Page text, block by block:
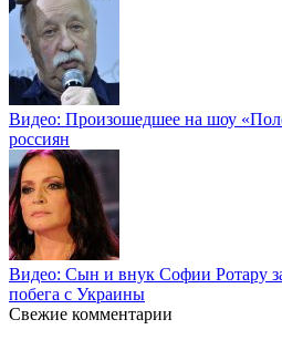
Видео: Произошедшее на шоу
россиян
Видео: Сын и внук Софии Ротару
побега с Украины
Свежие комментарии